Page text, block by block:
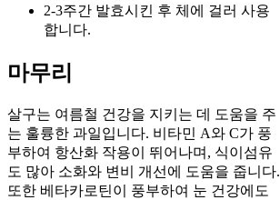
2-3주간 발효시킨 후 체에 걸러 사용
합니다.
마무리
살구는 여름철 건강을 지키는 데 도움을 주
는 훌륭한 과일입니다. 비타민 A와 C가 풍
부하여 항산화 작용이 뛰어나며, 식이섬유
도 많아 소화와 변비 개선에 도움을 줍니다.
또한 베타카로틴이 풍부하여 눈 건강에도